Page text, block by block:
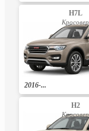
H7L
Кросовер
2016-...
H2
Кросовер